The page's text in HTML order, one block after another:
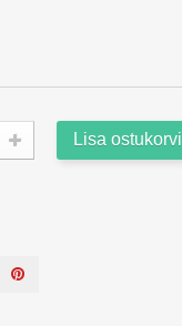
Lisa ostukorvi